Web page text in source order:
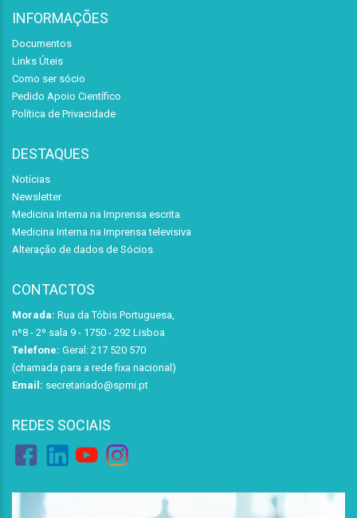
INFORMAÇÕES
Documentos
Links Úteis
Como ser sócio
Pedido Apoio Científico
Política de Privacidade
DESTAQUES
Notícias
Newsletter
Medicina Interna na Imprensa escrita
Medicina Interna na Imprensa televisiva
Alteração de dados de Sócios
CONTACTOS
Morada: Rua da Tóbis Portuguesa,
nº8 - 2º sala 9 - 1750 - 292 Lisboa
Telefone: Geral: 217 520 570
(chamada para a rede fixa nacional)
Email: secretariado@spmi.pt
REDES SOCIAIS